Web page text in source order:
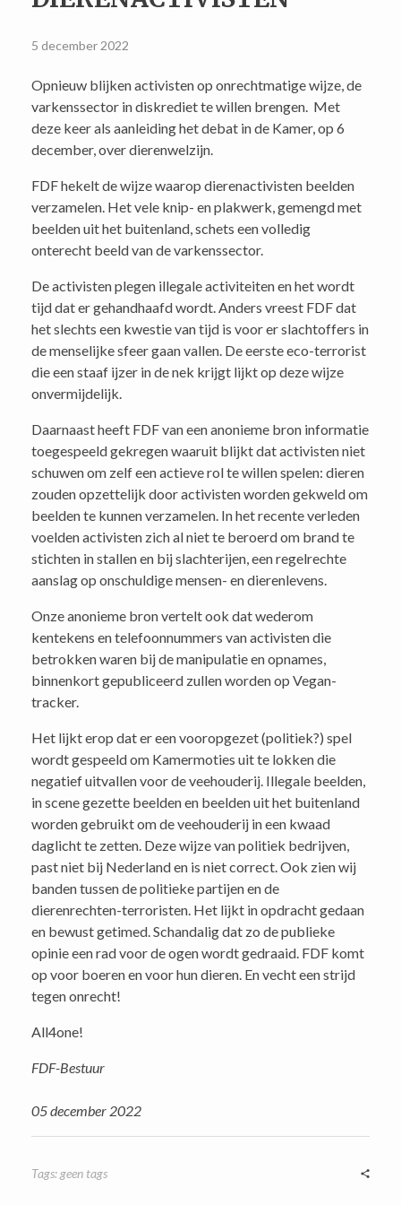
5 december 2022
Opnieuw blijken activisten op onrechtmatige wijze, de
varkenssector in diskrediet te willen brengen. Met
deze keer als aanleiding het debat in de Kamer, op 6
december, over dierenwelzijn.
FDF hekelt de wijze waarop dierenactivisten beelden
verzamelen. Het vele knip- en plakwerk, gemengd met
beelden uit het buitenland, schets een volledig
onterecht beeld van de varkenssector.
De activisten plegen illegale activiteiten en het wordt
tijd dat er gehandhaafd wordt. Anders vreest FDF dat
het slechts een kwestie van tijd is voor er slachtoffers in
de menselijke sfeer gaan vallen. De eerste eco-terrorist
die een staaf ijzer in de nek krijgt lijkt op deze wijze
onvermijdelijk.
Daarnaast heeft FDF van een anonieme bron informatie
toegespeeld gekregen waaruit blijkt dat activisten niet
schuwen om zelf een actieve rol te willen spelen: dieren
zouden opzettelijk door activisten worden gekweld om
beelden te kunnen verzamelen. In het recente verleden
voelden activisten zich al niet te beroerd om brand te
stichten in stallen en bij slachterijen, een regelrechte
aanslag op onschuldige mensen- en dierenlevens.
Onze anonieme bron vertelt ook dat wederom
kentekens en telefoonnummers van activisten die
betrokken waren bij de manipulatie en opnames,
binnenkort gepubliceerd zullen worden op Vegan-
tracker.
Het lijkt erop dat er een vooropgezet (politiek?) spel
wordt gespeeld om Kamermoties uit te lokken die
negatief uitvallen voor de veehouderij. Illegale beelden,
in scene gezette beelden en beelden uit het buitenland
worden gebruikt om de veehouderij in een kwaad
daglicht te zetten. Deze wijze van politiek bedrijven,
past niet bij Nederland en is niet correct. Ook zien wij
banden tussen de politieke partijen en de
dierenrechten-terroristen. Het lijkt in opdracht gedaan
en bewust getimed. Schandalig dat zo de publieke
opinie een rad voor de ogen wordt gedraaid. FDF komt
op voor boeren en voor hun dieren. En vecht een strijd
tegen onrecht!
All4one!
FDF-Bestuur
05 december 2022
Tags: geen tags